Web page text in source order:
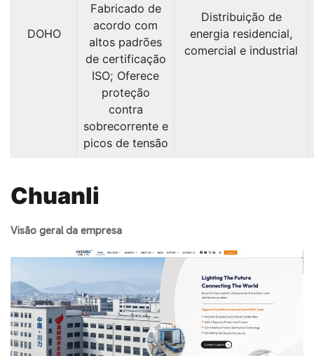
DOHO
Fabricado de
acordo com
altos padrões
de certificação
ISO; Oferece
proteção
contra
sobrecorrente e
picos de tensão
Distribuição de
energia residencial,
comercial e industrial
Chuanli
Visão geral da empresa